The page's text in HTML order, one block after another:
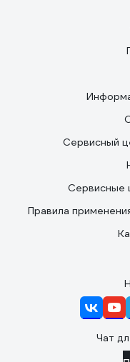
Сервисный
Сервисные
Правила
Чат